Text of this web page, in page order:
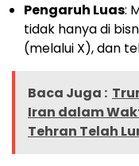
Pengaruh Luas:
tidak hanya di
(melalui X), dan
Baca Juga :
Iran dalam
Tehran Telah